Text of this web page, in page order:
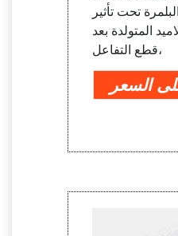
تحت تأثير
المتولدة بعد
قطع التفاعل،
السعر